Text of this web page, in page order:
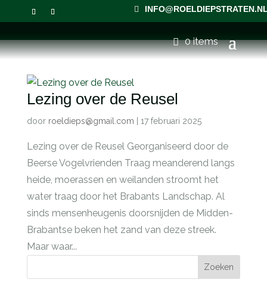
0 items
Lezing over de Reusel
door roeldieps@gmail.com 17 februari 2025
Lezing over de Reusel Georganiseerd door de
Beerse Vogelvrienden Traag meanderend langs
heide, moerassen en weilanden stroomt het
water traag door het Brabants Landschap. Al
sinds mensenheugenis doorsnijden de Midden-
Brabantse beken het zand van deze streek.
Maar waar...